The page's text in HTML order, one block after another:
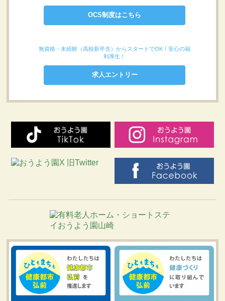
OCS制度はこちら
無資格・未経験（高校新卒含）からスタートでOK！安心の福
利厚生！
求人エントリー